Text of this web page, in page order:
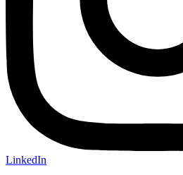
LinkedIn